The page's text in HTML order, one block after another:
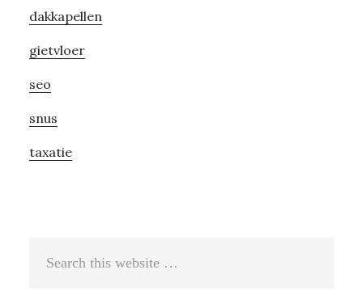
dakkapellen
gietvloer
seo
snus
taxatie